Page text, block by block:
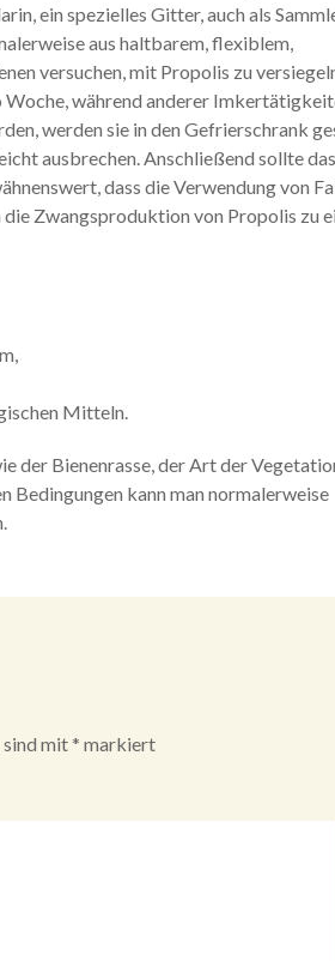
ein spezielles Gitter, auch als
aus haltbarem, flexiblem,
versuchen, mit Propolis zu
während anderer
werden sie in den Gefrierschrank
ausbrechen. Anschließend sollte das
dass die Verwendung von
Zwangsproduktion von Propolis zu
Mitteln.
der Bienenrasse, der Art der
Bedingungen kann man normalerweise
mit* markiert